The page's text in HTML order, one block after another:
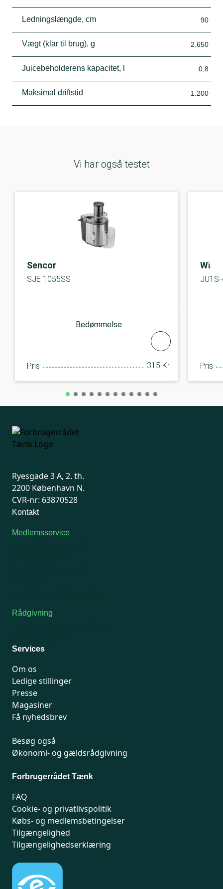
Ledningslængde, cm 90
Vægt (klar til brug), g 2.650
Juicebeholderens kapacitet, l 0,8
Maksimal driftstid 1.200
Vi har også testet
Sencor
SJE 1055SS
Bedømmelse
Pris 315 Kr.
Wilfa
Pris
Ryesgade 3 A, 2. th.
2200 København N.
CVR-nr: 63870528
Kontakt
Medlemsservice
Rådgivning
Services
Om os
Ledige stillinger
Presse
Magasiner
Få nyhedsbrev
Besøg også
Økonomi- og gældsrådgivning
Forbrugerrådet Tænk
FAQ
Cookie- og privatlivspolitik
Købs- og medlemsbetingelser
Tilgængelighed
Tilgængelighedserklæring